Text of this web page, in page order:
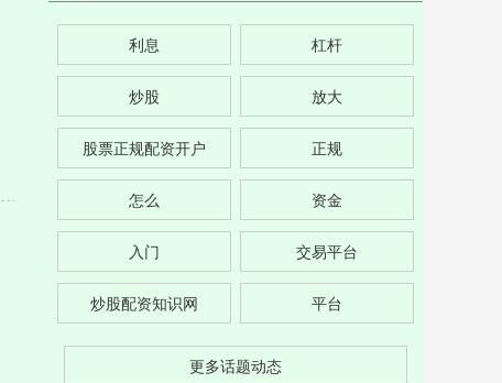
利息 杠杆
炒股 放大
股票正规配资开户 正规
怎么 资金
入门 交易平台
炒股配资知识网 平台
更多话题动态